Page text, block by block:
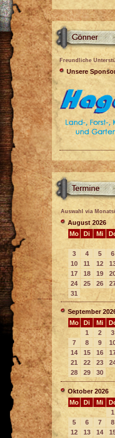
Freundliche
Unsere
Auswahl via
August 2026
Mo
Di Mi
3 4 5
6
10
11 12
17
18 19
24
25 26
31
September
Mo
Di Mi
1
2
3
7
8 9
14
15 16
21
22 23
28
29 30
Oktober 2026
Mo
Di Mi
1
5
6 7
8
12
13 14